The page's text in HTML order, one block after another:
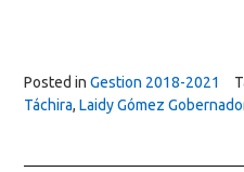
Posted in Gestion 2018-2021
Táchira, Laidy Gómez